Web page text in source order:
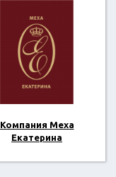
Компания Меха
Екатерина